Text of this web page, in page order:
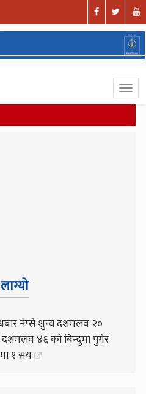
नेप्से शुन्य दशमलव २०
४६ को बिन्दुमा पुगेर
१ सय